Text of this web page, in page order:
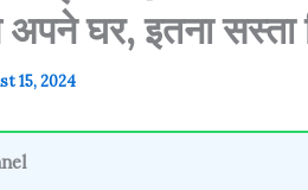
घर, इतना सस्ता
15, 2024